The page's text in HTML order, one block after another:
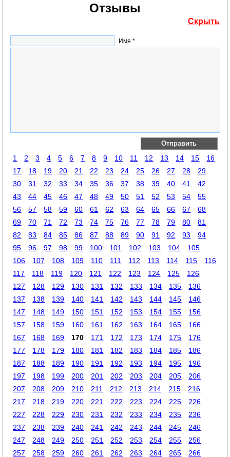
Отзывы
Скрыть
Имя *
1 2 3 4 5 6 7 8 9 10 11 12 13 14 15
16
17
18 19 20 21 22 23 24 25 26 27 28
29
30
31 32 33 34 35 36 37 38 39 40 41
42
43
44 45 46 47 48 49 50 51 52 53 54
55
56
57 58 59 60 61 62 63 64 65 66 67
68
69
70 71 72 73 74 75 76 77 78 79 80
81
82
83 84 85 86 87 88 89 90 91 92 93
94
95
96 97 98 99 100 101 102 103 104
105
106
107 108 109 110 111 112 113 114 115
116
117
118 119 120 121 122 123 124 125
126
127
128 129 130 131 132 133 134 135
136
137
138 139 140 141 142 143 144 145
146
147
148 149 150 151 152 153 154 155
156
157
158 159 160 161 162 163 164 165
166
167
168 169 170 171 172 173 174 175
176
177
178 179 180 181 182 183 184 185
186
187
188 189 190 191 192 193 194 195
196
197
198 199 200 201 202 203 204 205
206
207
208 209 210 211 212 213 214 215
216
217
218 219 220 221 222 223 224 225
226
227
228 229 230 231 232 233 234 235
236
237
238 239 240 241 242 243 244 245
246
247
248 249 250 251 252 253 254 255
256
257
258 259 260 261 262 263 264 265 266